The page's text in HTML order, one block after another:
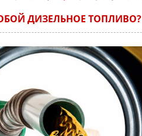
ДИЗЕЛЬНОЕ ТОПЛИВО?